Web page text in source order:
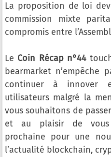
La proposition de loi
commission mixte
compromis entre
Le Coin Récap n°44
bearmarket n’empêche
continuer à innover
utilisateurs malgré la
vous souhaitons de
et au plaisir de vous
prochaine pour une
l’actualité blockchain,